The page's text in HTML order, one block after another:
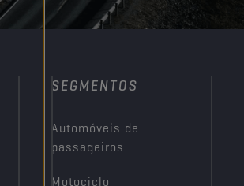
SEGMENTOS
Automóveis de
passageiros
Motociclo